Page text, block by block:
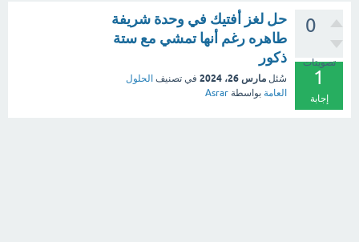
0
تصويتات
1
إجابة
حل لغز أفتيك في وحدة شريفة
طاهره رغم أنها تمشي مع ستة
ذكور
سُئل مارس 26، 2024 في تصنيف الحلول
العامة بواسطة Asrar